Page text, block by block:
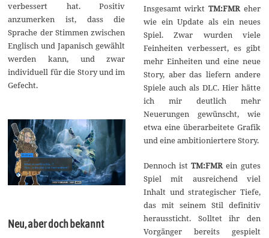
verbessert hat. Positiv
anzumerken ist, dass die
Sprache der Stimmen zwischen
Englisch und Japanisch gewählt
werden kann, und zwar
individuell für die Story und im
Gefecht.
Neu, aber doch bekannt
Insgesamt wirkt TM:FMReher
wie ein Update als ein neues
Spiel. Zwar wurden viele
Feinheiten verbessert, es gibt
mehr Einheiten und eine neue
Story, aber das liefern andere
Spiele auch als DLC. Hier hätte
ich mir deutlich mehr
Neuerungen gewünscht, wie
etwa eine überarbeitete Grafik
und eine ambitioniertere Story.
Dennoch ist TM:FMRein gutes
Spiel mit ausreichend viel
Inhalt und strategischer Tiefe,
das mit seinem Stil definitiv
heraussticht. Solltet ihr den
Vorgänger bereits gespielt